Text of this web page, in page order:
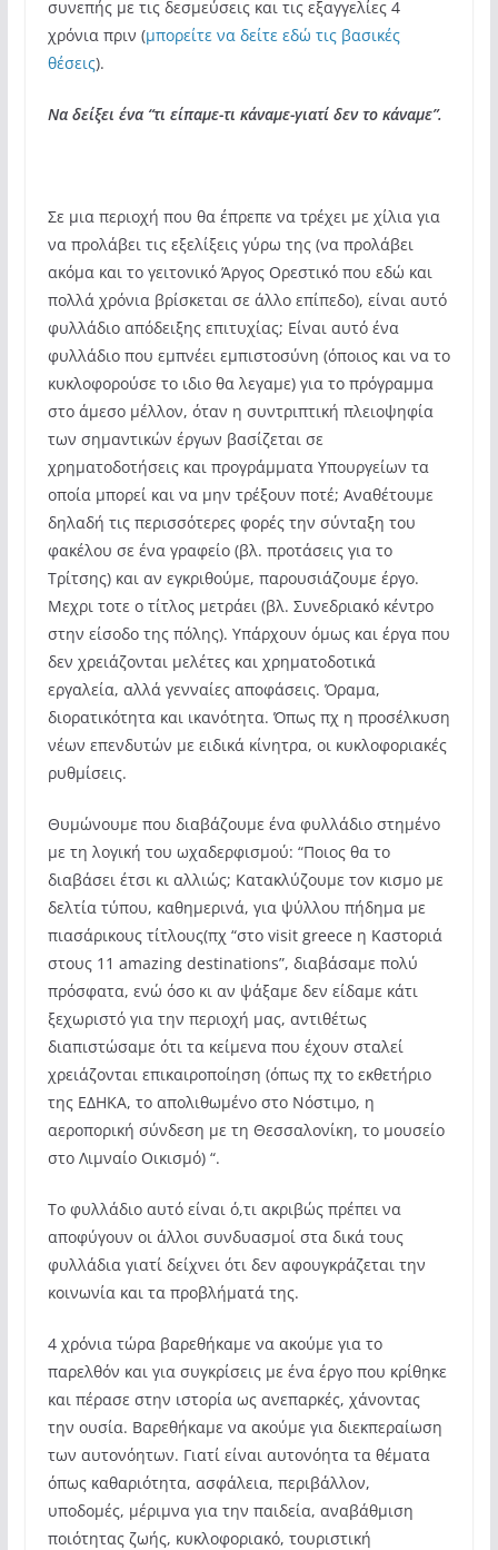
συνεπής με τις δεσμεύσεις και τις εξαγγελίες 4
χρόνια πριν (μπορείτε να δείτε εδώ τις βασικές
θέσεις).
Να δείξει ένα “τι είπαμε-τι κάναμε-γιατί δεν το κάναμε”.
Σε μια περιοχή που θα έπρεπε να τρέχει με χίλια για
να προλάβει τις εξελίξεις γύρω της (να προλάβει
ακόμα και το γειτονικό Άργος Ορεστικό που εδώ και
πολλά χρόνια βρίσκεται σε άλλο επίπεδο), είναι αυτό
φυλλάδιο απόδειξης επιτυχίας; Είναι αυτό ένα
φυλλάδιο που εμπνέει εμπιστοσύνη (όποιος και να το
κυκλοφορούσε το ιδιο θα λεγαμε) για το πρόγραμμα
στο άμεσο μέλλον, όταν η συντριπτική πλειοψηφία
των σημαντικών έργων βασίζεται σε
χρηματοδοτήσεις και προγράμματα Υπουργείων τα
οποία μπορεί και να μην τρέξουν ποτέ; Αναθέτουμε
δηλαδή τις περισσότερες φορές την σύνταξη του
φακέλου σε ένα γραφείο (βλ. προτάσεις για το
Τρίτσης) και αν εγκριθούμε, παρουσιάζουμε έργο.
Μεχρι τοτε ο τίτλος μετράει (βλ. Συνεδριακό κέντρο
στην είσοδο της πόλης). Υπάρχουν όμως και έργα που
δεν χρειάζονται μελέτες και χρηματοδοτικά
εργαλεία, αλλά γενναίες αποφάσεις. Όραμα,
διορατικότητα και ικανότητα. Όπως πχ η προσέλκυση
νέων επενδυτών με ειδικά κίνητρα, οι κυκλοφοριακές
ρυθμίσεις.
Θυμώνουμε που διαβάζουμε ένα φυλλάδιο στημένο
με τη λογική του ωχαδερφισμού: “Ποιος θα το
διαβάσει έτσι κι αλλιώς; Κατακλύζουμε τον κισμο με
δελτία τύπου, καθημερινά, για ψύλλου πήδημα με
πιασάρικους τίτλους(πχ “στο visit greece η Καστοριά
στους 11 amazing destinations”, διαβάσαμε πολύ
πρόσφατα, ενώ όσο κι αν ψάξαμε δεν είδαμε κάτι
ξεχωριστό για την περιοχή μας, αντιθέτως
διαπιστώσαμε ότι τα κείμενα που έχουν σταλεί
χρειάζονται επικαιροποίηση (όπως πχ το εκθετήριο
της ΕΔΗΚΑ, το απολιθωμένο στο Νόστιμο, η
αεροπορική σύνδεση με τη Θεσσαλονίκη, το μουσείο
στο Λιμναίο Οικισμό) “.
Το φυλλάδιο αυτό είναι ό,τι ακριβώς πρέπει να
αποφύγουν οι άλλοι συνδυασμοί στα δικά τους
φυλλάδια γιατί δείχνει ότι δεν αφουγκράζεται την
κοινωνία και τα προβλήματά της.
4 χρόνια τώρα βαρεθήκαμε να ακούμε για το
παρελθόν και για συγκρίσεις με ένα έργο που κρίθηκε
και πέρασε στην ιστορία ως ανεπαρκές, χάνοντας
την ουσία. Βαρεθήκαμε να ακούμε για διεκπεραίωση
των αυτονόητων. Γιατί είναι αυτονόητα τα θέματα
όπως καθαριότητα, ασφάλεια, περιβάλλον,
υποδομές, μέριμνα για την παιδεία, αναβάθμιση
ποιότητας ζωής, κυκλοφοριακό, τουριστική